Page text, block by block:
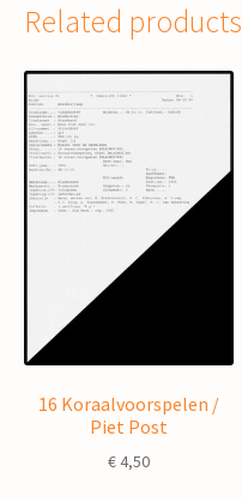
Related products
16 Koraalvoorspelen /
Piet Post
€4,50